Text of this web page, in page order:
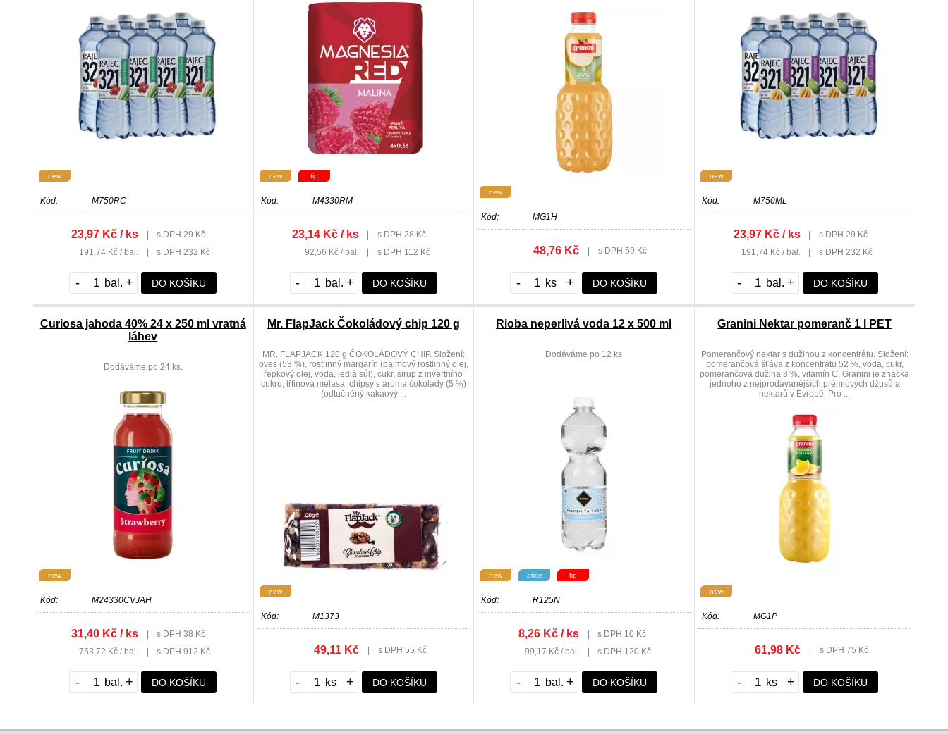
new
Kód: M750RC
23,97 Kč / ks
s DPH 29 Kč
191,74 Kč / bal.
s DPH 232 Kč
- + DO KOŠÍKU
new tip
Kód: M4330RM
23,14 Kč / ks
s DPH 28 Kč
92,56 Kč / bal.
s DPH 112 Kč
- + DO KOŠÍKU
new
Kód: MG1H
48,76 Kč s DPH 59 Kč
- + DO KOŠÍKU
new
Kód: M750ML
23,97 Kč / ks
s DPH 29 Kč
191,74 Kč / bal.
s DPH 232 Kč
- + DO KOŠÍKU
Curiosa jahoda 40% 24 x 250 ml vratná
láhev
Dodáváme po 24 ks.
new
Kód: M24330CVJAH
31,40 Kč / ks
s DPH 38 Kč
753,72 Kč / bal.
s DPH 912 Kč
- + DO KOŠÍKU
Mr. FlapJack Čokoládový chip 120 g
MR. FLAPJACK 120 g ČOKOLÁDOVÝ CHIP. Složení:
oves (53 %), rostlinný margarín (palmový rostlinný olej,
řepkový olej, voda, jedlá sůl), cukr, sirup z invertního
cukru, třtinová melasa, chipsy s aroma čokolády (5 %)
(odtučněný kakaový ...
new
Kód: M1373
49,11 Kč s DPH 55 Kč
- + DO KOŠÍKU
Rioba neperlivá voda 12 x 500 ml
Dodáváme po 12 ks
new akce tip
Kód: R125N
8,26 Kč / ks
s DPH 10 Kč
99,17 Kč / bal.
s DPH 120 Kč
- + DO KOŠÍKU
Granini Nektar pomeranč 1 l PET
Pomerančový nektar s dužinou z koncentrátu. Složení:
pomerančová šťáva z koncentrátu 52 %, voda, cukr,
pomerančová dužina 3 %, vitamín C. Granini je značka
jednoho z nejprodávanějších prémiových džusů a
nektarů v Evropě. Pro ...
new
Kód: MG1P
61,98 Kč s DPH 75 Kč
- + DO KOŠÍKU